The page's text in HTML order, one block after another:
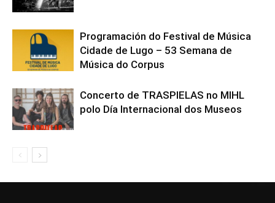
Programación do Festival de Música
Cidade de Lugo – 53 Semana de
Música do Corpus
Concerto de TRASPIELAS no MIHL
polo Día Internacional dos Museos